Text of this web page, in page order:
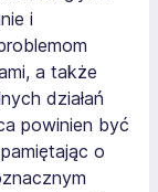
i
a także
działań
powinien być
o